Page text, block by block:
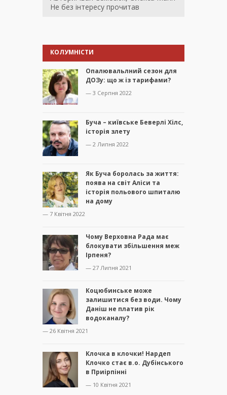
Не без інтересу прочитав
КОЛУМНІСТИ
Опалювальлний сезон для
ДОЗу: що ж із тарифами?
— 3 Серпня 2022
Буча – київське Беверлі Хілс,
історія злету
— 2 Липня 2022
Як Буча боролась за життя:
поява на світ Аліси та
історія польового шпиталю
на дому
— 7 Квітня 2022
Чому Верховна Рада має
блокувати збільшення меж
Ірпеня?
— 27 Липня 2021
Коцюбинське може
залишитися без води. Чому
Даніш не платив рік
водоканалу?
— 26 Квітня 2021
Клочка в клочки! Нардеп
Клочко стає в.о. Дубінського
в Приірпінні
— 10 Квітня 2021